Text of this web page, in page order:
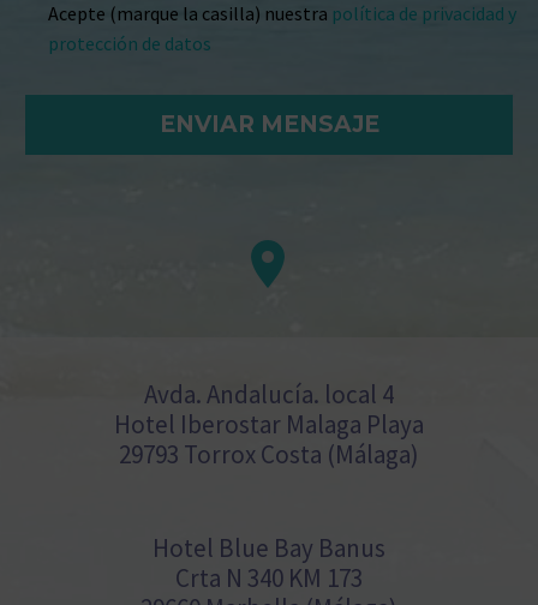
Acepte (marque la casilla) nuestra política de privacidad y
protección de datos


Avda. Andalucía. local 4
Hotel Iberostar Malaga Playa
29793 Torrox Costa (Málaga)
Hotel Blue Bay Banus
Crta N 340 KM 173